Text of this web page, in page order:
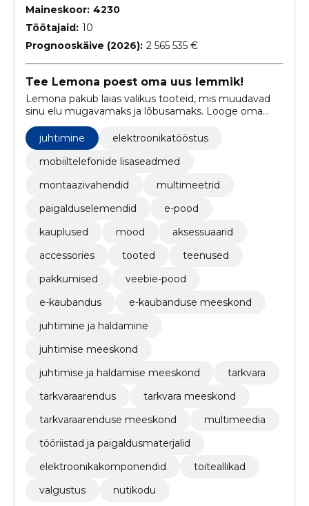
Maineskoor: 4230
Töötajaid: 10
Prognooskäive (2026): 2 565 535 €
Tee Lemona poest oma uus lemmik!
Lemona pakub laias valikus tooteid, mis muudavad
sinu elu mugavamaks ja lõbusamaks. Looge oma
unikaalne elustiil ja nautige meie kvaliteetseid ja
stiilseid tooteid!
juhtimine
elektroonikatööstus
mobiiltelefonide lisaseadmed
montaazivahendid
multimeetrid
paigalduselemendid
e-pood
kauplused
mood
aksessuaarid
accessories
tooted
teenused
pakkumised
veebie-pood
e-kaubandus
e-kaubanduse meeskond
juhtimine ja haldamine
juhtimise meeskond
juhtimise ja haldamise meeskond
tarkvara
tarkvaraarendus
tarkvara meeskond
tarkvaraarenduse meeskond
multimeedia
tööriistad ja paigaldusmaterjalid
elektroonikakomponendid
toiteallikad
valgustus
nutikodu